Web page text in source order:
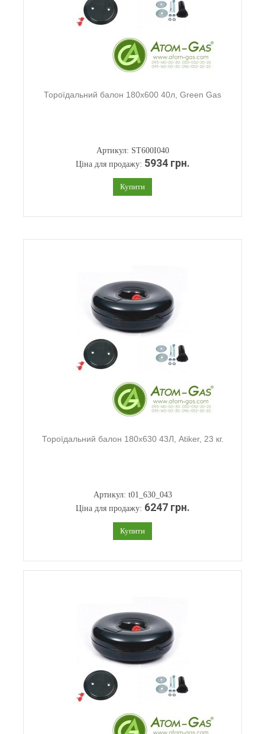
Тороїдальний балон 180х600 40л, Green Gas
Артикул: ST600I040
Ціна для продажу: 5934 грн.
Купити
Тороїдальний балон 180х630 43Л, Atiker, 23 кг.
Артикул: t01_630_043
Ціна для продажу: 6247 грн.
Купити